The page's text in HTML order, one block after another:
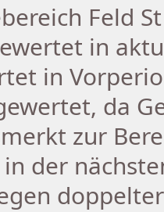
Feld
in
in
da
zur
der